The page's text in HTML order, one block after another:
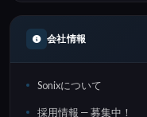
会社情報
Sonixについて
採用情報 — 募集中！